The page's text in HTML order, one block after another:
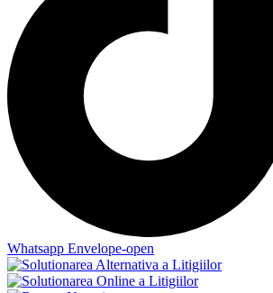
Whatsapp Envelope-open